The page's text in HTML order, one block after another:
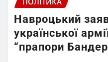
Навроцький
української
“прапори